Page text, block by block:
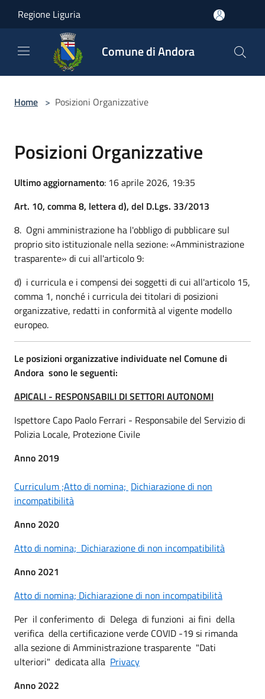
Regione Liguria
Comune di Andora
Home > Posizioni Organizzative
Posizioni Organizzative
Ultimo aggiornamento: 16 aprile 2026, 19:35
Art. 10, comma 8, lettera d), del D.Lgs. 33/2013
8. Ogni amministrazione ha l'obbligo di pubblicare sul
proprio sito istituzionale nella sezione: «Amministrazione
trasparente» di cui all'articolo 9:
d) i curricula e i compensi dei soggetti di cui all'articolo 15,
comma 1, nonché i curricula dei titolari di posizioni
organizzative, redatti in conformità al vigente modello
europeo.
Le posizioni organizzative individuate nel Comune di
Andora sono le seguenti:
APICALI - RESPONSABILI DI SETTORI AUTONOMI
Ispettore Capo Paolo Ferrari - Responsabile del Servizio di
Polizia Locale, Protezione Civile
Anno 2019
Curriculum ;Atto di nomina; Dichiarazione di non
incompatibilità
Anno 2020
Atto di nomina; Dichiarazione di non incompatibilità
Anno 2021
Atto di nomina; Dichiarazione di non incompatibilità
Per il conferimento di Delega di funzioni ai fini della
verifica della certificazione verde COVID -19 si rimanda
alla sezione di Amministrazione trasparente "Dati
ulteriori" dedicata alla Privacy
Anno 2022